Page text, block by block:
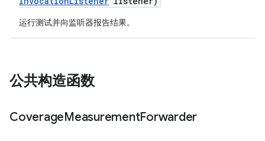
运行测试并向监听器报告结果。
公共构造函数
CoverageMeasurementForwarder